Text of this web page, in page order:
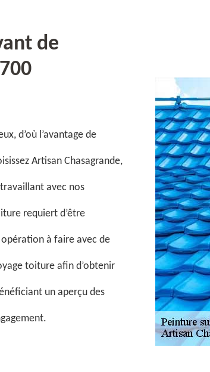
de
d’où l’avantage de
Artisan Chasagrande,
avec nos
requiert d’être
à faire avec de
toiture afin d’obtenir
un aperçu des